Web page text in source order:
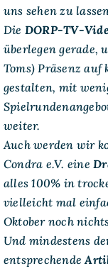
uns sehen zu
Die DORP-TV-
überlegen gerade,
Toms) Präsenz auf
gestalten, mit
weiter.
Auch werden wir
Condra e.V. eine
alles 100% in
vielleicht mal
Oktober noch
Und mindestens
entsprechende